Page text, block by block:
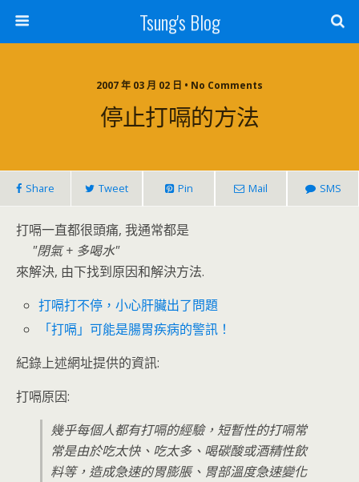
Tsung's Blog
2007 年 03 月 02 日 • No Comments
停止打嗝的方法
Share Tweet Pin Mail SMS
打嗝一直都很頭痛, 我通常都是
閉氣 + 多喝水
來解決, 由下找到原因和解決方法.
打嗝打不停，小心肝臟出了問題
「打嗝」可能是腸胃疾病的警訊！
紀錄上述網址提供的資訊:
打嗝原因:
幾乎每個人都有打嗝的經驗，短暫性的打嗝常
常是由於吃太快、吃太多、喝碳酸或酒精性飲
料等，造成急速的胃膨脹、胃部溫度急速變化